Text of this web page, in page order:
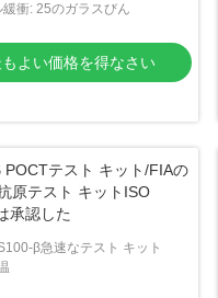
衝: 25のガラスびん
よい価格を得なさい
POCTテスト キット/FIAの
原テスト キットISO
承認した
β急速なテスト キット